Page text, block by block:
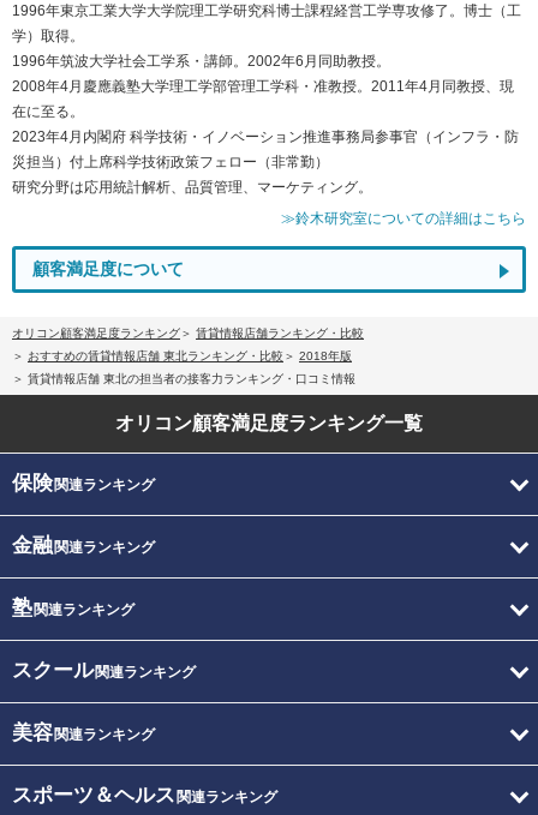
1996年東京工業大学大学院理工学研究科博士課程経営工学専攻修了。博士（工
学）取得。
1996年筑波大学社会工学系・講師。2002年6月同助教授。
2008年4月慶應義塾大学理工学部管理工学科・准教授。2011年4月同教授、現
在に至る。
2023年4月内閣府 科学技術・イノベーション推進事務局参事官（インフラ・防
災担当）付上席科学技術政策フェロー（非常勤）
研究分野は応用統計解析、品質管理、マーケティング。
≫鈴木研究室についての詳細はこちら
顧客満足度について
オリコン顧客満足度ランキング
賃貸情報店舗ランキング・比較
おすすめの賃貸情報店舗 東北ランキング・比較
2018年版
賃貸情報店舗 東北の担当者の接客力ランキング・口コミ情報
オリコン顧客満足度ランキング一覧
保険関連ランキング
金融関連ランキング
塾関連ランキング
スクール関連ランキング
美容関連ランキング
スポーツ＆ヘルス 関連ランキング